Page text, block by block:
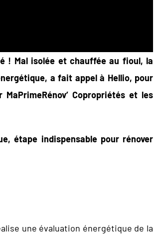
! Mal isolée et chauffée au fioul, la
a fait appel à Hellio, pour
Copropriétés et les
étape indispensable pour rénover
une évaluation énergétique de la